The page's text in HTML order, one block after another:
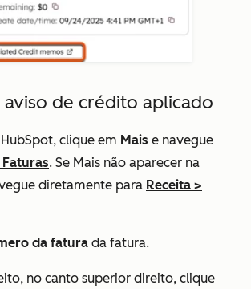
aviso de crédito aplicado
clique em Mais e navegue
Faturas. Se Mais não aparecer na
diretamente para Receita >
da fatura da fatura.
no canto superior direito, clique